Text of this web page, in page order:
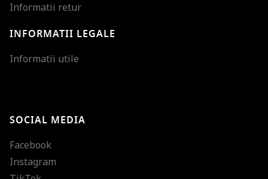
Informatii retur
INFORMATII LEGALE
Informatii utile
SOCIAL MEDIA
Facebook
Instagram